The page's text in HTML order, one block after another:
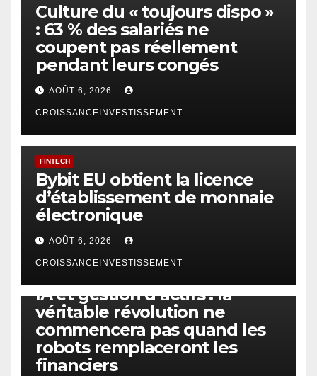
Culture du « toujours dispo »
: 63 % des salariés ne
coupent pas réellement
pendant leurs congés
AOÛT 6, 2026
CROISSANCEINVESTISSEMENT
FINTECH
Bybit EU obtient la licence
d’établissement de monnaie
électronique
AOÛT 6, 2026
CROISSANCEINVESTISSEMENT
IA et gestion d’actifs : la
véritable révolution ne
commencera pas quand les
robots remplaceront les
financiers